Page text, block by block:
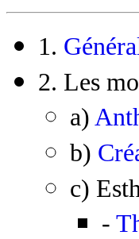
1.
2. Les
a)
b)
c)
-